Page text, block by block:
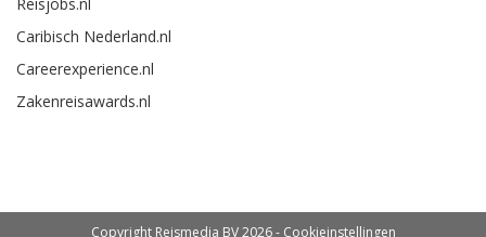
Caribisch Nederland.nl
Careerexperience.nl
Zakenreisawards.nl
Copyright Reismedia BV 2026 - Cookieinstellingen